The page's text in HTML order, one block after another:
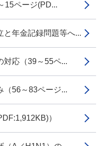
ページ(PD...
年金記録問題等へ...
応（39～55ペ...
56～83ページ...
）